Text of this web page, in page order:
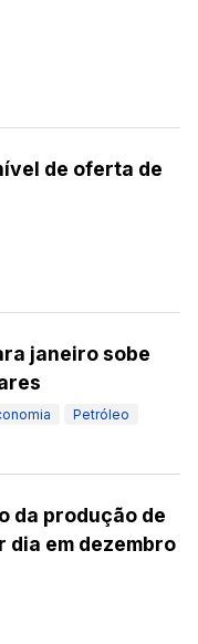
de oferta de
janeiro sobe
Petróleo
da produção de
dia em dezembro